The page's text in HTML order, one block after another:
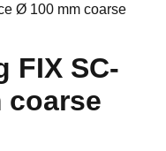
Ø 100 mm coarse
FIX SC-
coarse